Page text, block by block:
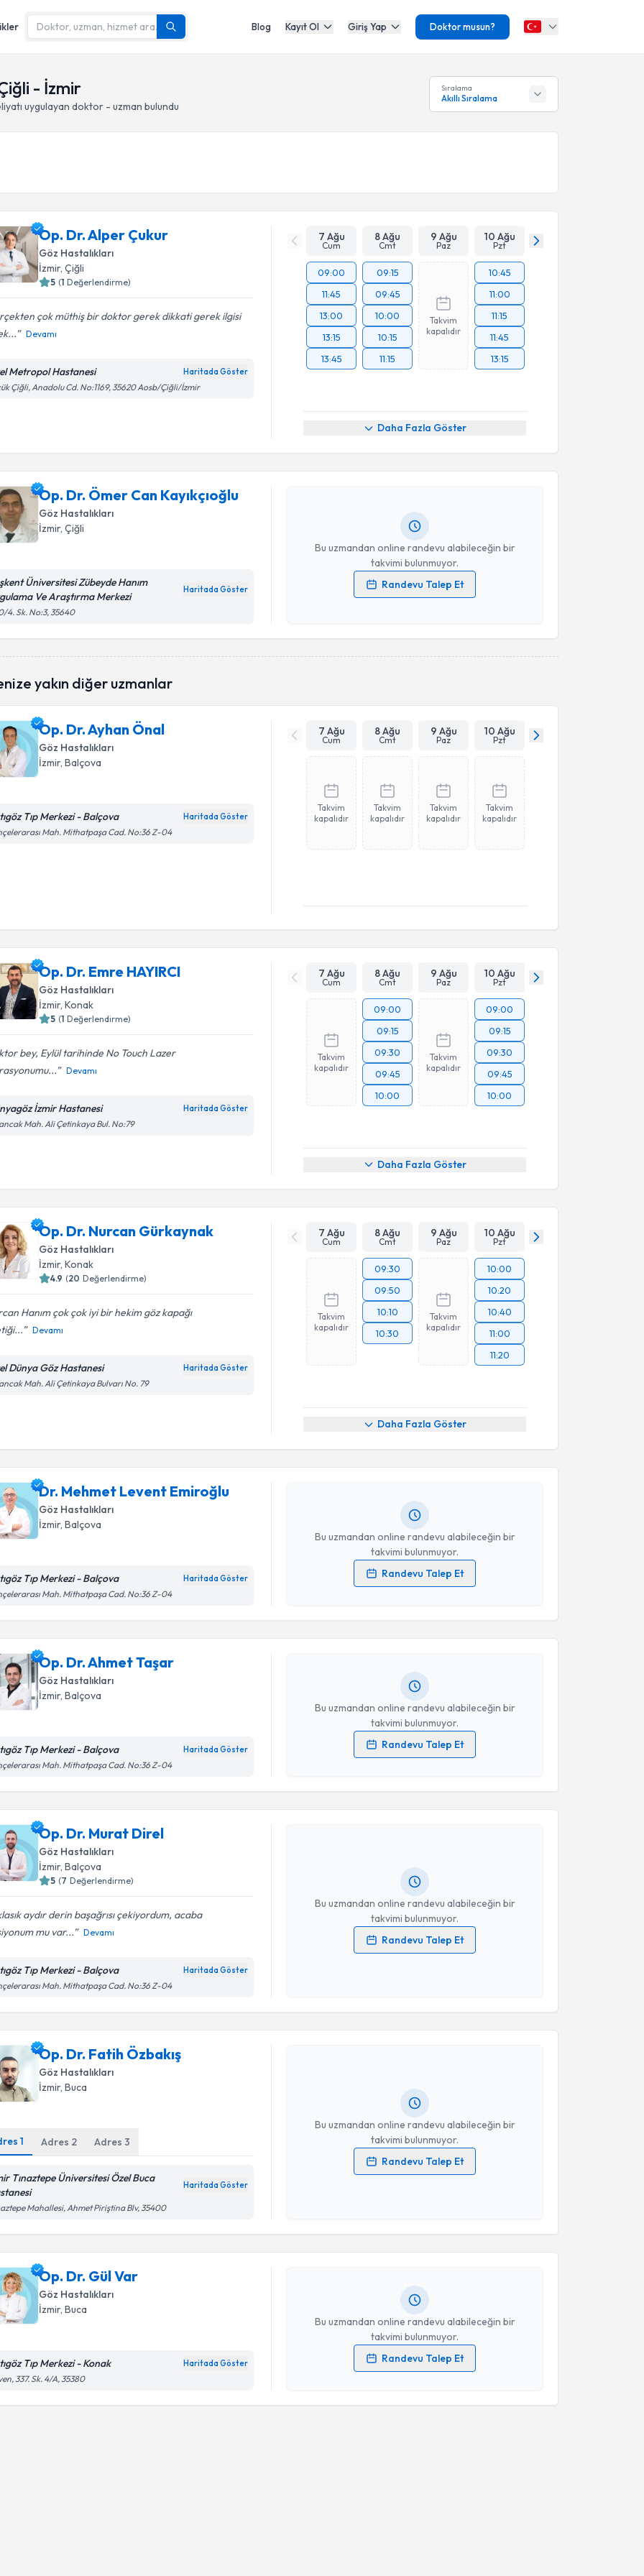
Blog Kayıt Ol Giriş Yap Doktor musun?
- İzmir
uygulayan doktor - uzman bulundu
Sıralama
Akıllı Sıralama
Op. Dr. Alper Çukur
Göz Hastalıkları
İzmir, Çiğli
5 (1 Değerlendirme)
çok müthiş bir doktor gerek dikkati gerek ilgisi
Devamı
Metropol Hastanesi Haritada Göster
Çiğli, Anadolu Cd. No:1169, 35620 Aosb/Çiğli/İzmir
7 Ağu
Cum
8 Ağu
Cmt
9 Ağu
Paz
10 Ağu
Pzt
09:00
11:45
13:00
13:15
13:45
09:15
09:45
10:00
10:15
11:15
Takvim
kapalıdır
10:45
11:00
11:15
11:45
13:15
Daha Fazla Göster
Op. Dr. Ömer Can Kayıkçıoğlu
Göz Hastalıkları
İzmir, Çiğli
Üniversitesi Zübeyde Hanım
Ve Araştırma Merkezi
Haritada Göster
4. Sk. No:3, 35640
Bu uzmandan online randevu alabileceğin bir
takvimi bulunmuyor.
Randevu Talep Et
Randevu Takvimi Talebi
Op. Dr. Ömer Can Kayıkçıoğluiçin randevu takvimi talebi
oluşturun. Size bu uzmandan randevu almanız için bir takvim
Kişisel verilerimin işlenmesine ilişkinAydınlatma Metni
yakın diğer uzmanlar
Op. Dr. Ayhan Önal
Göz Hastalıkları
İzmir, Balçova
Tıp Merkezi - Balçova Haritada Göster
Mah. Mithatpaşa Cad. No:36 Z-04
7 Ağu
Cum
8 Ağu
Cmt
9 Ağu
Paz
10 Ağu
Pzt
Takvim
kapalıdır
Takvim
kapalıdır
Takvim
kapalıdır
Takvim
kapalıdır
Op. Dr. Emre HAYIRCI
Göz Hastalıkları
İzmir, Konak
5 (1 Değerlendirme)
bey, Eylül tarihinde No Touch Lazer
Devamı
İzmir Hastanesi Haritada Göster
Mah. Ali Çetinkaya Bul. No:79
7 Ağu
Cum
8 Ağu
Cmt
9 Ağu
Paz
10 Ağu
Pzt
Takvim
kapalıdır
09:00
09:15
09:30
09:45
10:00
Takvim
kapalıdır
09:00
09:15
09:30
09:45
10:00
Daha Fazla Göster
Op. Dr. Nurcan Gürkaynak
Göz Hastalıkları
İzmir, Konak
4.9 (20 Değerlendirme)
Hanım çok çok iyi bir hekim göz kapağı
Devamı
Dünya Göz Hastanesi Haritada Göster
Mah. Ali Çetinkaya Bulvarı No. 79
7 Ağu
Cum
8 Ağu
Cmt
9 Ağu
Paz
10 Ağu
Pzt
Takvim
kapalıdır
09:30
09:50
10:10
10:30
Takvim
kapalıdır
10:00
10:20
10:40
11:00
11:20
Daha Fazla Göster
Dr. Mehmet Levent Emiroğlu
Göz Hastalıkları
İzmir, Balçova
Tıp Merkezi - Balçova Haritada Göster
Mah. Mithatpaşa Cad. No:36 Z-04
Bu uzmandan online randevu alabileceğin bir
takvimi bulunmuyor.
Randevu Talep Et
Randevu Takvimi Talebi
Kişisel verilerimin işlenmesine ilişkinAydınlatma Metni
Op. Dr. Ahmet Taşar
Göz Hastalıkları
İzmir, Balçova
Tıp Merkezi - Balçova Haritada Göster
Mah. Mithatpaşa Cad. No:36 Z-04
Bu uzmandan online randevu alabileceğin bir
takvimi bulunmuyor.
Randevu Talep Et
Randevu Takvimi Talebi
Kişisel verilerimin işlenmesine ilişkinAydınlatma Metni
Op. Dr. Murat Direl
Göz Hastalıkları
İzmir, Balçova
5 (7 Değerlendirme)
aydır derin başağrısı çekiyordum, acaba
mu var...
Devamı
Tıp Merkezi - Balçova Haritada Göster
Mah. Mithatpaşa Cad. No:36 Z-04
Bu uzmandan online randevu alabileceğin bir
takvimi bulunmuyor.
Randevu Talep Et
Randevu Takvimi Talebi
Op. Dr. Murat Direl
Kişisel verilerimin işlenmesine ilişkinAydınlatma Metni
Takvim Talebini Gönder
Op. Dr. Fatih Özbakış
Göz Hastalıkları
İzmir, Buca
1 Adres 2 Adres3
Tınaztepe Üniversitesi Özel Buca
Haritada Göster
Mahallesi, Ahmet Piriştina Blv, 35400
Bu uzmandan online randevu alabileceğin bir
takvimi bulunmuyor.
Randevu Talep Et
Randevu Takvimi Talebi
Op. Dr. Fatih Özbakış
Kişisel verilerimin işlenmesine ilişkinAydınlatma Metni
Takvim Talebini Gönder
Op. Dr. Gül Var
Göz Hastalıkları
İzmir, Buca
Tıp Merkezi - Konak Haritada Göster
337. Sk. 4/A, 35380
Bu uzmandan online randevu alabileceğin bir
takvimi bulunmuyor.
Randevu Talep Et
Kişisel verilerimin işlenmesine ilişkinAydınlatma Metni